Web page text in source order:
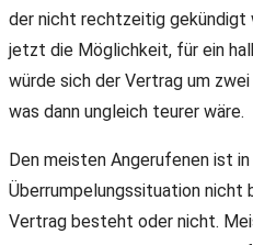
der nicht rechtzeitig gekündigt
jetzt die Möglichkeit, für ein
würde sich der Vertrag um
was dann ungleich teurer wäre.
Den meisten Angerufenen ist
Überrumpelungssituation
Vertrag besteht oder nicht.